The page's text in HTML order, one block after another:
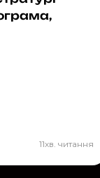
11хв. читання